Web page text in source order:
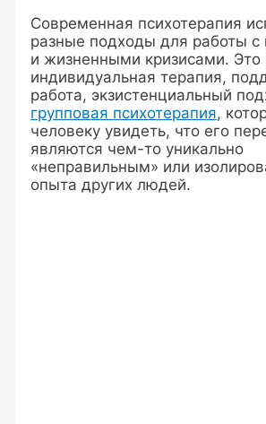
Современная психотерапия
разные подходы для работы с
и жизненными кризисами.
индивидуальная терапия,
работа, экзистенциальный
групповая психотерапия,
человеку увидеть, что его
являются чем-то уникально
«неправильным» или
опыта других людей.